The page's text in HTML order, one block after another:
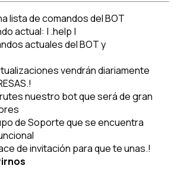
lista de comandos del BOT
actual: | .help |
actuales del BOT y
vendrán diariamente
nuestro bot que será de gran
de Soporte que se encuentra